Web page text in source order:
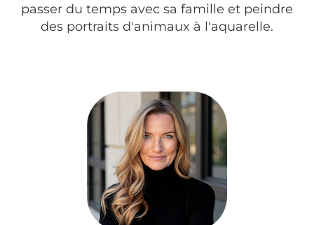
passer du temps avec sa famille et peindre
des portraits d'animaux à l'aquarelle.